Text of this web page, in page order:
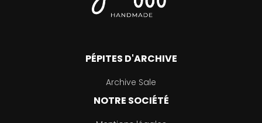
PÉPITES D'ARCHIVE
Archive Sale
NOTRE SOCIÉTÉ